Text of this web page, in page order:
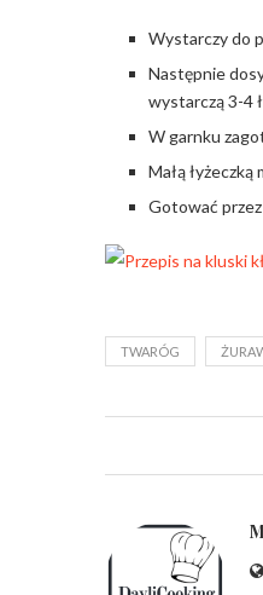
Wystarczy do
Następnie
wystarczą 3-4
W garnku
Małą
Gotować
TWARÓG